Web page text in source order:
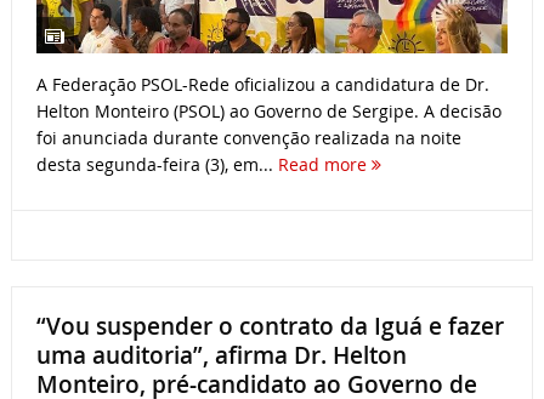
A Federação PSOL-Rede oficializou a candidatura de Dr.
Helton Monteiro (PSOL) ao Governo de Sergipe. A decisão
foi anunciada durante convenção realizada na noite
desta segunda-feira (3), em... Read more
“Vou suspender o contrato da Iguá e fazer
uma auditoria”, afirma Dr. Helton
Monteiro, pré-candidato ao Governo de